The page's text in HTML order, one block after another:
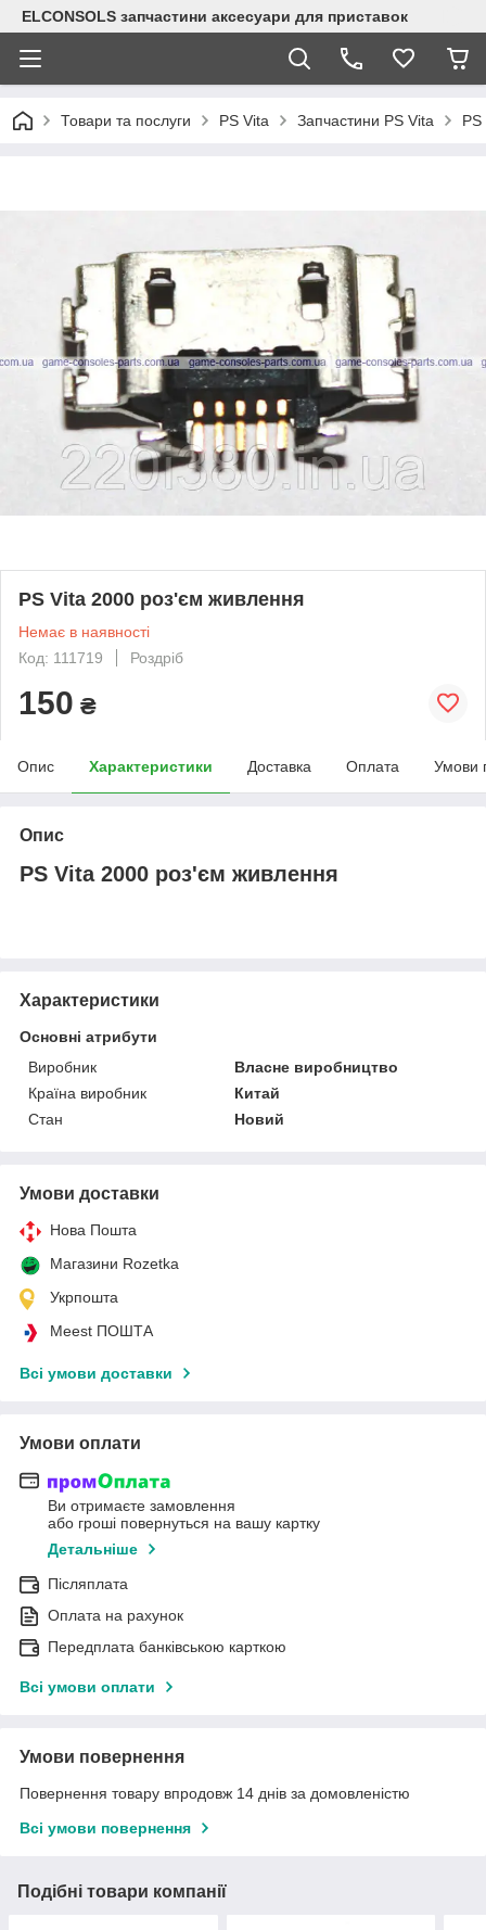
ELCONSOLS запчастини аксесуари для приставок
Товари та послуги PS Vita Запчастини PS Vita
PS Vita 2000 роз'єм живлення
Немає в наявності
Код: 111719
Роздріб
150 ₴
Опис Характеристики Доставка Оплата Умови
Опис
PS Vita 2000 роз'єм живлення
Характеристики
Основні атрибути
Виробник
Власне виробництво
Країна виробник
Китай
Стан
Новий
Умови доставки
Нова Пошта
Магазини Rozetka
Укрпошта
Meest ПОШТА
Всі умови доставки
Умови оплати
Ви отримаєте замовлення
або гроші повернуться на вашу картку
Детальніше
Післяплата
Оплата на рахунок
Передплата банківською карткою
Всі умови оплати
Умови повернення
Повернення товару впродовж 14 днів за домовленістю
Всі умови повернення
Подібні товари компанії